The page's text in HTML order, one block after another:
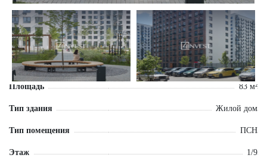
Площадь 83 м²
Тип здания Жилой дом
Тип помещения ПСН
Этаж 1/9